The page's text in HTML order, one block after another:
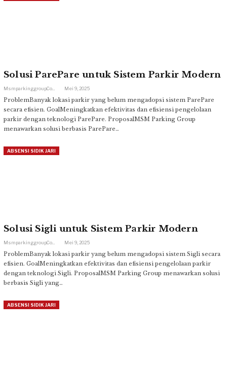
Solusi ParePare untuk Sistem Parkir Modern
Mei 9, 2025
ProblemBanyak lokasi parkir yang belum mengadopsi sistem ParePare
secara efisien. GoalMeningkatkan efektivitas dan efisiensi pengelolaan
parkir dengan teknologi ParePare. ProposalMSM Parking Group
menawarkan solusi berbasis ParePare…
ABSENSI SIDIK JARI
Solusi Sigli untuk Sistem Parkir Modern
Msmparkinggroup.com Mei 9, 2025
ProblemBanyak lokasi parkir yang belum mengadopsi sistem Sigli secara
efisien. GoalMeningkatkan efektivitas dan efisiensi pengelolaan parkir
dengan teknologi Sigli. ProposalMSM Parking Group menawarkan solusi
berbasis Sigli yang…
ABSENSI SIDIK JARI